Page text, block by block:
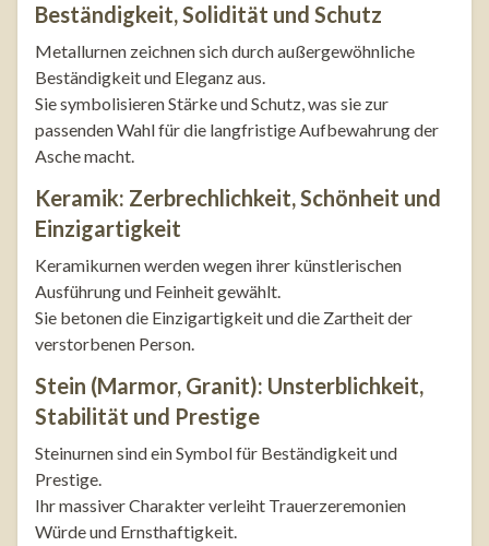
Beständigkeit, Solidität und Schutz
Metallurnen zeichnen sich durch außergewöhnliche
Beständigkeit und Eleganz aus.
Sie symbolisieren Stärke und Schutz, was sie zur
passenden Wahl für die langfristige Aufbewahrung der
Asche macht.
Keramik: Zerbrechlichkeit, Schönheit und
Einzigartigkeit
Keramikurnen werden wegen ihrer künstlerischen
Ausführung und Feinheit gewählt.
Sie betonen die Einzigartigkeit und die Zartheit der
verstorbenen Person.
Stein (Marmor, Granit): Unsterblichkeit,
Stabilität und Prestige
Steinurnen sind ein Symbol für Beständigkeit und
Prestige.
Ihr massiver Charakter verleiht Trauerzeremonien
Würde und Ernsthaftigkeit.